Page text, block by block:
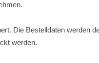
Die Bestelldaten werden
werden.